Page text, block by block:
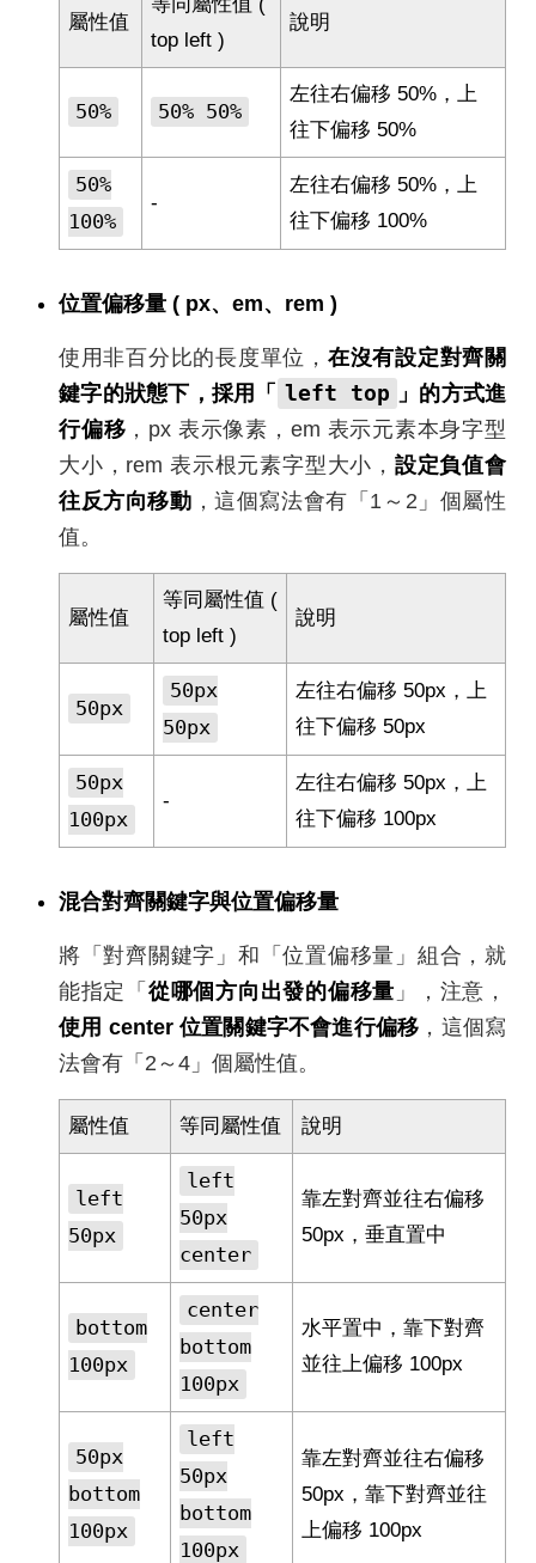
屬性值
top left )
說明
50% 50% 50%
左往右偏移 50%，上
往下偏移 50%
50%
100%
-
左往右偏移 50%，上
往下偏移 100%
位置偏移量 ( px、em、rem )
使用非百分比的長度單位， 在沒有設定對齊關
鍵字的狀態下，採用「 left top
」的方式進
行偏移 ，px 表示像素，em 表示元素本身字型
大小，rem 表示根元素字型大小， 設定負值會
往反方向移動 ，這個寫法會有「1～2」個屬性
值。
屬性值
等同屬性值 (
top left )
說明
50px
50px
50px
左往右偏移 50px，上
往下偏移 50px
50px
100px
-
左往右偏移 50px，上
往下偏移 100px
混合對齊關鍵字與位置偏移量
將「對齊關鍵字」和「位置偏移量」組合，就
能指定「 從哪個方向出發的偏移量 」，注意，
使用 center 位置關鍵字不會進行偏移 ，這個寫
法會有「2～4」個屬性值。
屬性值 等同屬性值 說明
left
50px
left
50px
center
靠左對齊並往右偏移
50px，垂直置中
bottom
100px
center
bottom
100px
水平置中，靠下對齊
並往上偏移 100px
50px
bottom
100px
left
50px
bottom
100px
靠左對齊並往右偏移
50px，靠下對齊並往
上偏移 100px